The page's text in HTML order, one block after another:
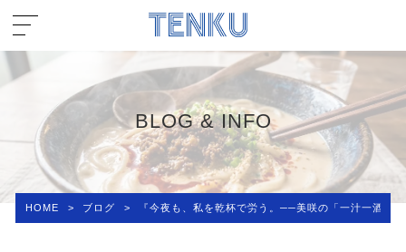
BLOG & INFO
HOME > ブログ > 『今夜も、私を乾杯で労う。──美咲の「一汁一酒」